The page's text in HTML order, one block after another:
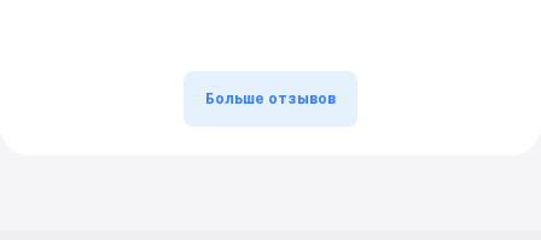
Больше отзывов